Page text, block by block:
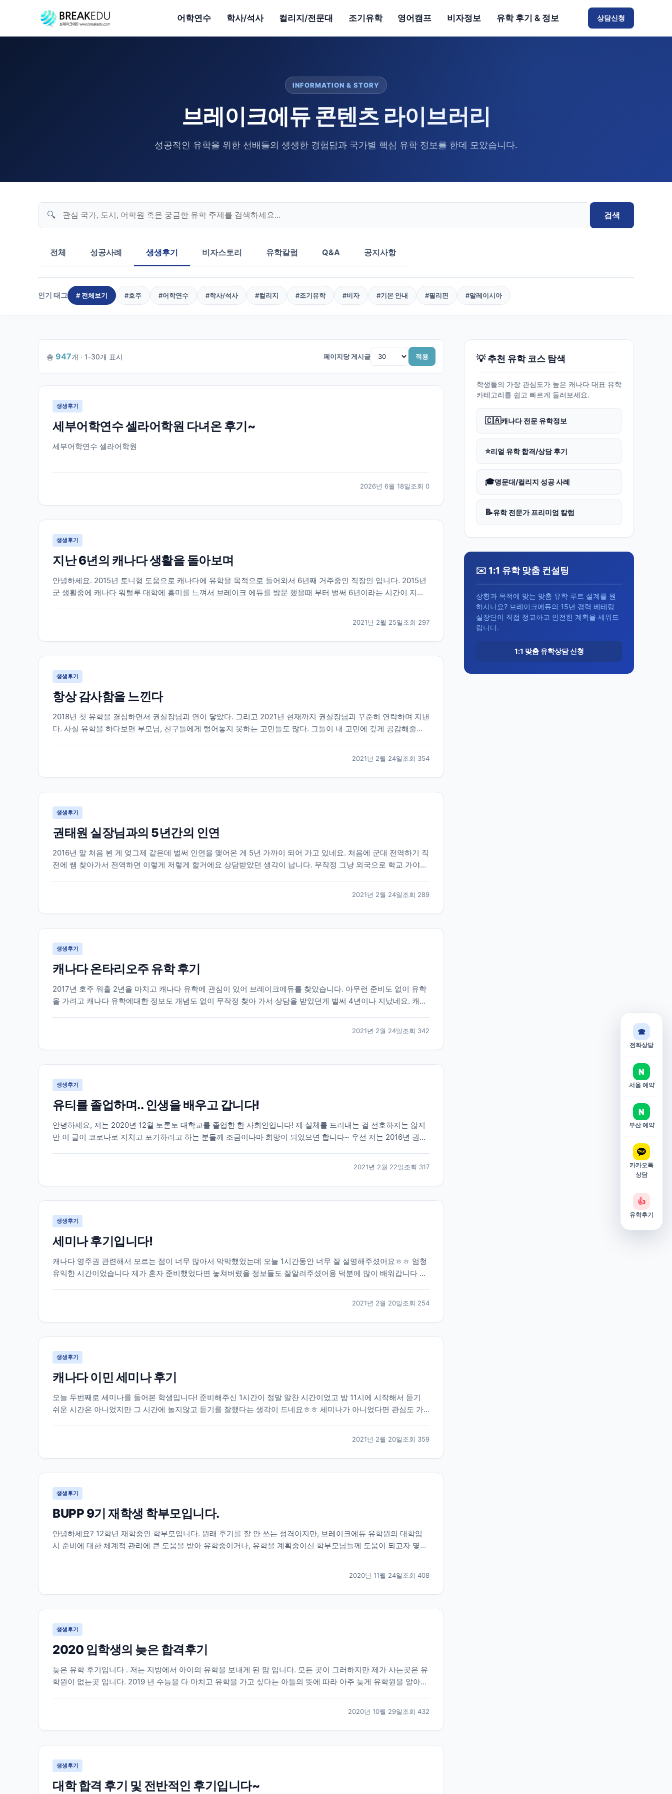
어학연수 학사/석사 컬리지/전문대 조기유학 영어캠프 비자정보 유학 후기 & 정보 상담신청
INFORMATION & STORY
브레이크에듀 콘텐츠 라이브러리
성공적인 유학을 위한 선배들의 생생한 경험담과 국가별 핵심 유학 정보를 한데 모았습니다.
🔍 검색
전체 성공사례 생생후기 비자스토리 유학칼럼 Q&A 공지사항
인기 태그 # 전체보기 #호주 #어학연수 #학사/석사 #컬리지 #조기유학 #비자 #기본 안내 #필리핀 #말레이시아
총 947개 · 1-30개 표시 페이지당 게시글 적용
1/32
생생후기
세부어학연수 셀라어학원 다녀온 후기~
세부어학연수 셀라어학원
2026년 6월 18일조회 0
생생후기
지난 6년의 캐나다 생활을 돌아보며
안녕하세요. 2015년 토니형 도움으로 캐나다에 유학을 목적으로 들어와서 6년째 거주중인 직장인 입니다. 2015년
군 생활중에 캐나다 워털루 대학에 흥미를 느껴서 브레이크 에듀를 방문 했을때 부터 벌써 6년이라는 시간이 지났
2021년 2월 25일조회 297
생생후기
항상 감사함을 느낀다
2018년 첫 유학을 결심하면서 권실장님과 연이 닿았다. 그리고 2021년 현재까지 권실장님과 꾸준히 연락하며 지낸
다. 사실 유학을 하다보면 부모님, 친구들에게 털어놓지 못하는 고민들도 많다. 그들이 내 고민에 깊게 공감해줄만
2021년 2월 24일조회 354
생생후기
권태원 실장님과의 5년간의 인연
2016년 말 처음 뵌 게 엊그제 같은데 벌써 인연을 맺어온 게 5년 가까이 되어 가고 있네요. 처음에 군대 전역하기 직
전에 쌤 찾아가서 전역하면 이렇게 저렇게 할거에요 상담받았던 생각이 납니다. 무작정 그냥 외국으로 학교 가야지
2021년 2월 24일조회 289
생생후기
캐나다 온타리오주 유학 후기
2017년 호주 워홀 2년을 마치고 캐나다 유학에 관심이 있어 브레이크에듀를 찾았습니다. 아무런 준비도 없이 유학
을 가려고 캐나다 유학에대한 정보도 개념도 없이 무작정 찾아 가서 상담을 받았던게 벌써 4년이나 지났네요. 캐나
2021년 2월 24일조회 342
생생후기
유티를 졸업하며.. 인생을 배우고 갑니다!
안녕하세요, 저는 2020년 12월 토론토 대학교를 졸업한 한 사회인입니다! 제 실체를 드러내는 걸 선호하지는 않지
만 이 글이 코로나로 지치고 포기하려고 하는 분들께 조금이나마 희망이 되었으면 합니다~ 우선 저는 2016년 권태
2021년 2월 22일조회 317
생생후기
세미나 후기입니다!
캐나다 영주권 관련해서 모르는 점이 너무 많아서 막막했었는데 오늘 1시간동안 너무 잘 설명해주셨어요ㅎㅎ 엄청
유익한 시간이었습니다 제가 혼자 준비했었다면 놓쳐버렸을 정보들도 잘알려주셨어용 덕분에 많이 배워갑니다 너
2021년 2월 20일조회 254
생생후기
캐나다 이민 세미나 후기
오늘 두번째로 세미나를 들어본 학생입니다! 준비해주신 1시간이 정말 알찬 시간이었고 밤 11시에 시작해서 듣기
쉬운 시간은 아니었지만 그 시간에 놀지않고 듣기를 잘했다는 생각이 드네요ㅎㅎ 세미나가 아니었다면 관심도 가
2021년 2월 20일조회 359
생생후기
BUPP 9기 재학생 학부모입니다.
안녕하세요? 12학년 재학중인 학부모입니다. 원래 후기를 잘 안 쓰는 성격이지만, 브레이크에듀 유학원의 대학입
시 준비에 대한 체계적 관리에 큰 도움을 받아 유학중이거나, 유학을 계획중이신 학부모님들께 도움이 되고자 몇자
2020년 11월 24일조회 408
생생후기
2020 입학생의 늦은 합격후기
늦은 유학 후기입니다 . 저는 지방에서 아이의 유학을 보내게 된 맘 입니다. 모든 곳이 그러하지만 제가 사는곳은 유
학원이 없는곳 입니다. 2019 년 수능을 다 마치고 유학을 가고 싶다는 아들의 뜻에 따라 아주 늦게 유학원을 알아보
2020년 10월 29일조회 432
생생후기
대학 합격 후기 및 전반적인 후기입니다~
💡 추천 유학 코스 탐색
학생들의 가장 관심도가 높은 캐나다 대표 유학
카테고리를 쉽고 빠르게 둘러보세요.
🇨🇦캐나다 전문 유학정보
⭐리얼 유학 합격/상담 후기
🎓명문대/컬리지 성공 사례
📝유학 전문가 프리미엄 칼럼
✉️ 1:1 유학 맞춤 컨설팅
상황과 목적에 맞는 맞춤 유학 루트 설계를 원
하시나요? 브레이크에듀의 15년 경력 베테랑
실장단이 직접 정교하고 안전한 계획을 세워드
립니다.
1:1 맞춤 유학상담 신청
☎
전화상담
N
서울 예약
N
부산 예약
카카오톡
상담
👍
유학후기